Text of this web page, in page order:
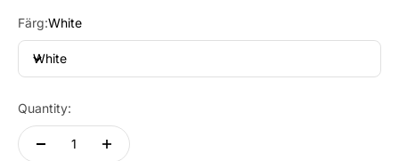
Färg:White
White
Quantity: